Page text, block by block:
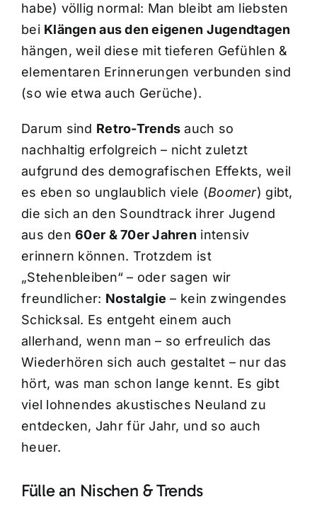
habe) völlig normal: Man bleibt am liebsten
bei Klängen aus den eigenen Jugendtagen
hängen, weil diese mit tieferen Gefühlen &
elementaren Erinnerungen verbunden sind
(so wie etwa auch Gerüche).
Darum sind Retro-Trends auch so
nachhaltig erfolgreich – nicht zuletzt
aufgrund des demografischen Effekts, weil
es eben so unglaublich viele (Boomer) gibt,
die sich an den Soundtrack ihrer Jugend
aus den60er & 70er Jahren intensiv
erinnern können. Trotzdem ist
„Stehenbleiben“ – oder sagen wir
freundlicher: Nostalgie – kein zwingendes
Schicksal. Es entgeht einem auch
allerhand, wenn man – so erfreulich das
Wiederhören sich auch gestaltet – nur das
hört, was man schon lange kennt. Es gibt
viel lohnendes akustisches Neuland zu
entdecken, Jahr für Jahr, und so auch
heuer.
Fülle an Nischen & Trends